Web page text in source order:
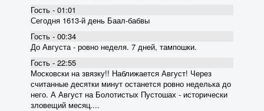
Гость - 01:01
Сегодня 1613-й день Баал-бабвы
Гость - 00:34
До Августа - ровно неделя. 7 дней, тампошки.
Гость - 22:55
Московски на звязку!! Наближается Август! Через
считанные десятки минут останется ровно неделька до
него. А Август на Болотистых Пустошах - исторически
зловещий месяц....